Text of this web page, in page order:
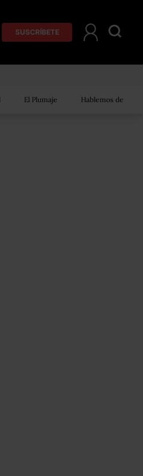
SUSCRÍBETE
El Plumaje Hablemos de